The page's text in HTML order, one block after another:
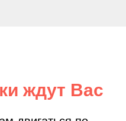
ждут Вас